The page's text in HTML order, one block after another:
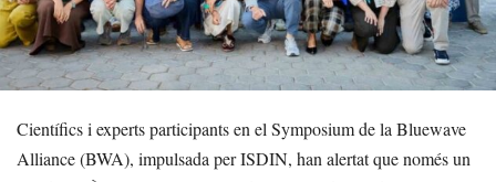
Científics i experts participants en el Symposium de la Bluewave
Alliance (BWA), impulsada per ISDIN, han alertat que només un